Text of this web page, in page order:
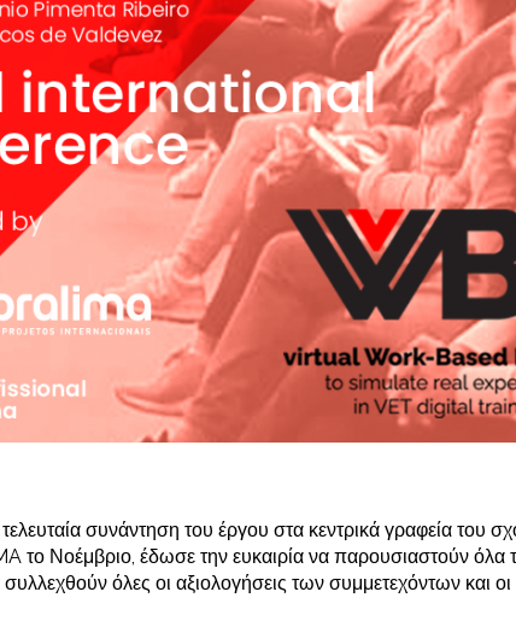
συνάντηση του έργου στα κεντρικά γραφεία του
το Νοέμβριο, έδωσε την ευκαιρία να παρουσιαστούν
όλες οι αξιολογήσεις των συμμετεχόντων και